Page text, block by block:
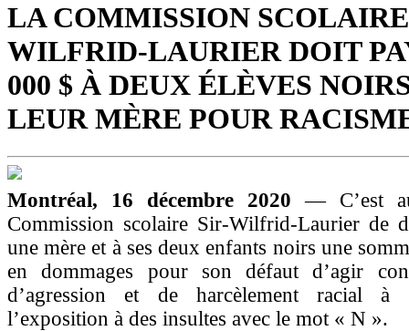
LA COMMISSION
WILFRID-LAURIER DOIT
000 $ À DEUX ÉLÈVES
LEUR MÈRE POUR
Montréal, 16 décembre 2020— C’est
Commission scolaire Sir-Wilfrid-Laurier de
une mère et à ses deux enfants noirs une
en dommages pour son défaut d’agir
d’agression et de harcèlement racial à
l’exposition à des insultes avec le mot « N ».